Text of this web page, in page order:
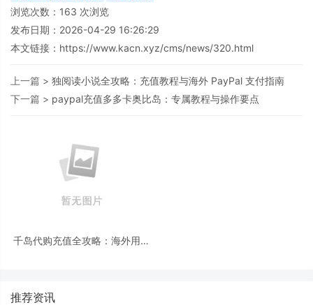
浏览次数： 163 次浏览
发布日期：2026-04-29 16:26:29
本文链接： https://www.kacn.xyz/cms/news/320.html
上一篇 > 独阅读小说全攻略：充值教程与海外 PayPal 支付指南
下一篇 > paypal充值多多卡奥比岛：专属教程与操作要点
千岛代购充值全攻略：海外用户
推荐资讯